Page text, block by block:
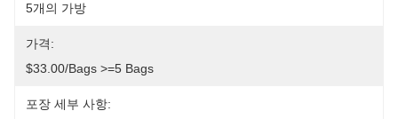
5개의 가방
가격:
$33.00/bags >=5 Bags
포장 세부 사항: